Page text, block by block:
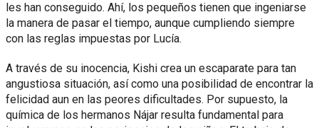
les han conseguido. Ahí, los pequeños tienen que ingeniarse
la manera de pasar el tiempo, aunque cumpliendo siempre
con las reglas impuestas por Lucía.
A través de su inocencia, Kishi crea un escaparate para tan
angustiosa situación, así como una posibilidad de encontrar la
felicidad aun en las peores dificultades. Por supuesto, la
química de los hermanos Nájar resulta fundamental para